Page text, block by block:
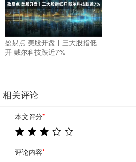
盈易点 美股开盘丨三大股指低
开 戴尔科技跌近7%
相关评论
本文评分*
评论内容*